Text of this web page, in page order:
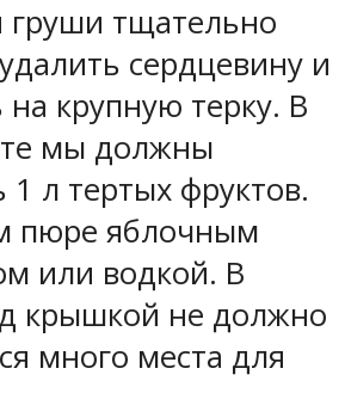
груши тщательно
сердцевину и
на крупную терку. В
мы должны
1 л тертых фруктов.
пюре яблочным
или водкой. В
крышкой не должно
много места для